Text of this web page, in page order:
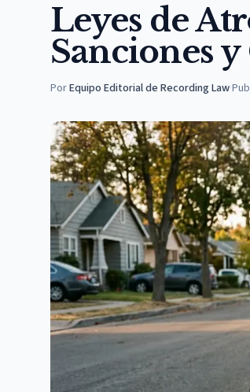
Leyes de
Sanciones
PorEquipo Editorial de Recording Law·